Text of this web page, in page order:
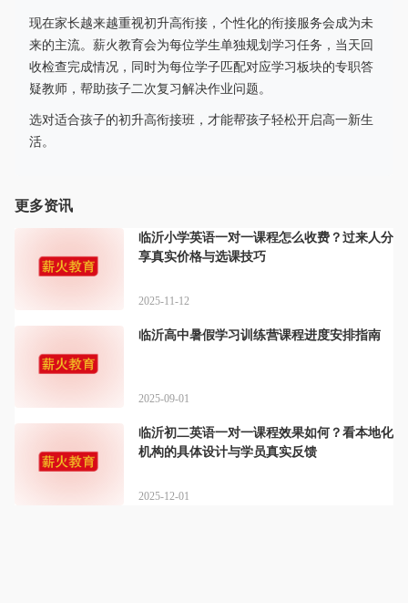
现在家长越来越重视初升高衔接，个性化的衔接服务会成为未
来的主流。薪火教育会为每位学生单独规划学习任务，当天回
收检查完成情况，同时为每位学子匹配对应学习板块的专职答
疑教师，帮助孩子二次复习解决作业问题。
选对适合孩子的初升高衔接班，才能帮孩子轻松开启高一新生
活。
更多资讯
临沂小学英语一对一课程怎么收费？过来人分
享真实价格与选课技巧
2025-11-12
临沂高中暑假学习训练营课程进度安排指南
2025-09-01
临沂初二英语一对一课程效果如何？看本地化
机构的具体设计与学员真实反馈
2025-12-01